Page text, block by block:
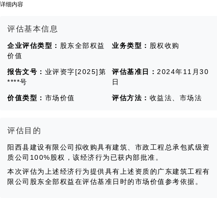
详细内容
评估基本信息
企业评估类型： 股东全部权益
价值
业务类型： 股权收购
报告文号： 业评资字[2025]第
****号
评估基准日： 2024年11月30
日
价值类型： 市场价值 评估方法： 收益法、市场法
评估目的
阳西县建设有限公司拟收购具有建筑、市政工程总承包贰级资
质公司100%股权，该经济行为已获内部批准。
本次评估为上述经济行为提供具有上述资质的广东建筑工程有
限公司股东全部权益在评估基准日时的市场价值参考依据。